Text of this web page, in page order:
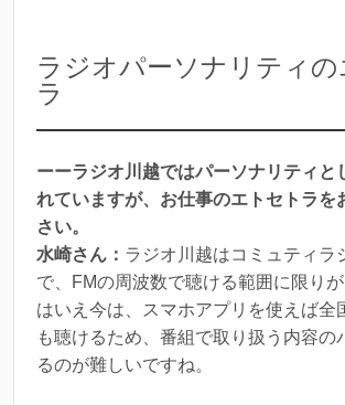
ラジオパーソナリティの
ラ
ーーラジオ川越ではパーソナリティと
れていますが、お仕事のエトセトラを
さい。
水崎さん： ラジオ川越はコミュティラ
で、FMの周波数で聴ける範囲に限り
はいえ今は、スマホアプリを使えば全
も聴けるため、番組で取り扱う内容の
るのが難しいですね。